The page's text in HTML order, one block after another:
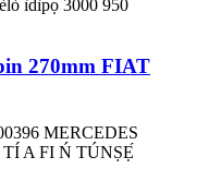
270mm FIAT